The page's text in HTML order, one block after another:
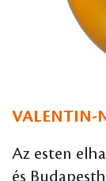
VALENTIN-
Az esten
és